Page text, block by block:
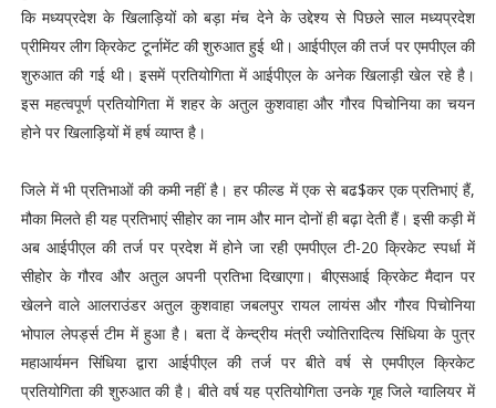
कि मध्यप्रदेश के खिलाड़ियों को बड़ा मंच देने के उद्देश्य से पिछले साल मध्यप्रदेश
प्रीमियर लीग क्रिकेट टूर्नामेंट की शुरुआत हुई थी। आईपीएल की तर्ज पर एमपीएल की
शुरुआत की गई थी। इसमें प्रतियोगिता में आईपीएल के अनेक खिलाड़ी खेल रहे है।
इस महत्वपूर्ण प्रतियोगिता में शहर के अतुल कुशवाहा और गौरव पिचोनिया का चयन
होने पर खिलाड़ियों में हर्ष व्याप्त है।
जिले में भी प्रतिभाओं की कमी नहीं है। हर फील्ड में एक से बढ$कर एक प्रतिभाएं हैं,
मौका मिलते ही यह प्रतिभाएं सीहोर का नाम और मान दोनों ही बढ़ा देती हैं। इसी कड़ी में
अब आईपीएल की तर्ज पर प्रदेश में होने जा रही एमपीएल टी-20 क्रिकेट स्पर्धा में
सीहोर के गौरव और अतुल अपनी प्रतिभा दिखाएगा। बीएसआई क्रिकेट मैदान पर
खेलने वाले आलराउंडर अतुल कुशवाहा जबलपुर रायल लायंस और गौरव पिचोनिया
भोपाल लेपर्ड्स टीम में हुआ है। बता दें केन्द्रीय मंत्री ज्योतिरादित्य सिंधिया के पुत्र
महाआर्यमन सिंधिया द्वारा आईपीएल की तर्ज पर बीते वर्ष से एमपीएल क्रिकेट
प्रतियोगिता की शुरुआत की है। बीते वर्ष यह प्रतियोगिता उनके गृह जिले ग्वालियर में